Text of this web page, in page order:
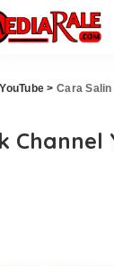
YouTube >Cara Salin
Channel